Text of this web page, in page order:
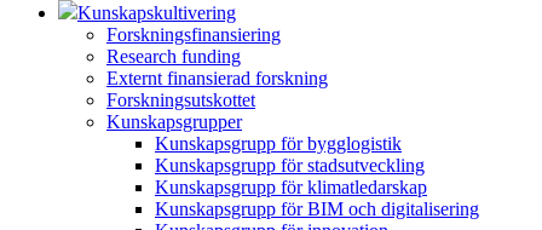
Kunskapskultivering
Forskningsfinansiering
Research funding
Externt finansierad forskning
Forskningsutskottet
Kunskapsgrupper
Kunskapsgrupp för bygglogistik
Kunskapsgrupp för stadsutveckling
Kunskapsgrupp för klimatledarskap
Kunskapsgrupp för BIM och digitalisering